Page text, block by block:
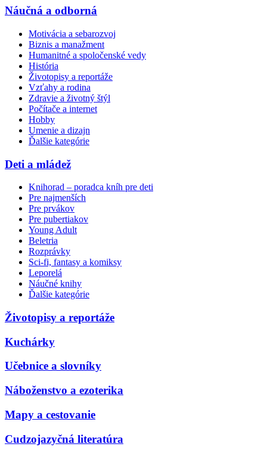
Náučná a odborná
Motivácia a sebarozvoj
Biznis a manažment
Humanitné a spoločenské vedy
História
Životopisy a reportáže
Vzťahy a rodina
Zdravie a životný štýl
Počítače a internet
Hobby
Umenie a dizajn
Ďalšie kategórie
Deti a mládež
Knihorad – poradca kníh pre deti
Pre najmenších
Pre prvákov
Pre pubertiakov
Young Adult
Beletria
Rozprávky
Sci-fi, fantasy a komiksy
Leporelá
Náučné knihy
Ďalšie kategórie
Životopisy a reportáže
Kuchárky
Učebnice a slovníky
Náboženstvo a ezoterika
Mapy a cestovanie
Cudzojazyčná literatúra